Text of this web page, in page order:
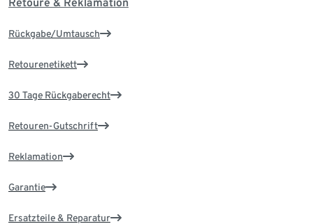
Rückgabe/Umtausch
Retourenetikett
30 Tage Rückgaberecht
Retouren-Gutschrift
Reklamation
Garantie
Ersatzteile & Reparatur